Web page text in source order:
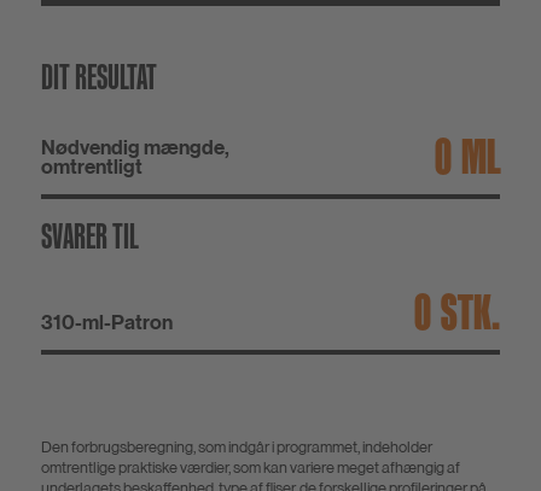
DIT RESULTAT
Nødvendig mængde,
omtrentligt ML
SVARER TIL
310-ml-Patron STK.
Den forbrugsberegning, som indgår i programmet, indeholder
omtrentlige praktiske værdier, som kan variere meget afhængig af